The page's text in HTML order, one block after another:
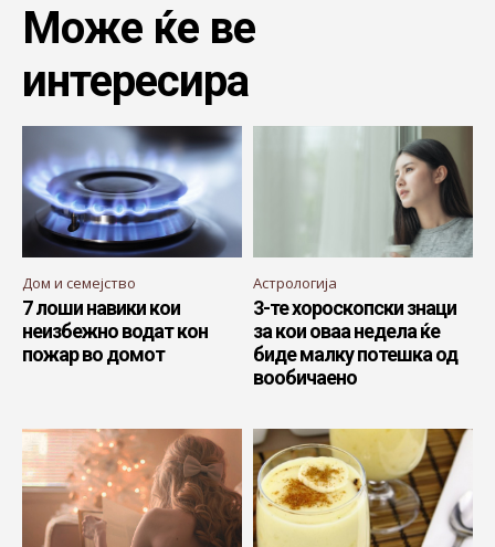
Може ќе ве
интересира
Дом и семејство
7 лоши навики кои
неизбежно водат кон
пожар во домот
Астрологија
3-те хороскопски знаци
за кои оваа недела ќе
биде малку потешка од
вообичаено